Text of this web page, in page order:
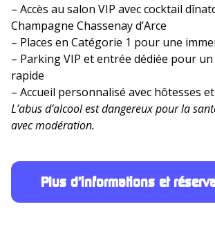
– Accès au salon VIP avec cocktail
Champagne Chassenay d’Arce
– Places en Catégorie 1 pour une
– Parking VIP et entrée dédiée pour
rapide
– Accueil personnalisé avec hôtesses
L’abus d’alcool est dangereux pour la
avec modération.
Plus d’informations et